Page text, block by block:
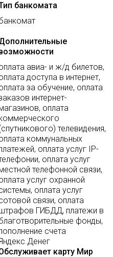
банкомата
авиа- и ж/д билетов,
доступа в интернет,
за обучение, оплата
интернет-
оплата
телевидения,
коммунальных
оплата услуг IP-
оплата услуг
телефонной связи,
услуг охранной
оплата услуг
связи, оплата
ГИБДД, платежи в
фонды,
счета
карту Мир